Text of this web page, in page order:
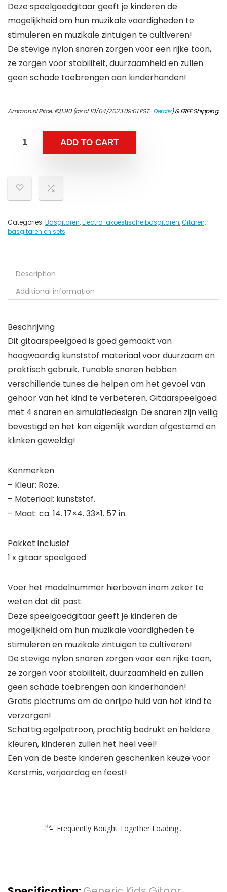
Deze speelgoedgitaar geeft je kinderen de
mogelijkheid om hun muzikale vaardigheden te
stimuleren en muzikale zintuigen te cultiveren!
De stevige nylon snaren zorgen voor een rijke toon,
ze zorgen voor stabiliteit, duurzaamheid en zullen
geen schade toebrengen aan kinderhanden!
Amazon.nl Price:€8.90(as of 10/04/2023 09:01 PST-Details)&FREE Shipping.
ADD TO CART
Categories: Basgitaren,Electro-akoestische basgitaren,Gitaren,
basgitaren en sets
Description
Additional information
Beschrijving
Dit gitaarspeelgoed is goed gemaakt van
hoogwaardig kunststof materiaal voor duurzaam en
praktisch gebruik. Tunable snaren hebben
verschillende tunes die helpen om het gevoel van
gehoor van het kind te verbeteren. Gitaarspeelgoed
met 4 snaren en simulatiedesign. De snaren zijn veilig
bevestigd en het kan eigenlijk worden afgestemd en
klinken geweldig!
Kenmerken
– Kleur: Roze.
– Materiaal: kunststof.
– Maat: ca. 14. 17×4. 33×1. 57 in.
Pakket inclusief
1 x gitaar speelgoed
Voer het modelnummer hierboven inom zeker te
weten dat dit past.
Deze speelgoedgitaar geeft je kinderen de
mogelijkheid om hun muzikale vaardigheden te
stimuleren en muzikale zintuigen te cultiveren!
De stevige nylon snaren zorgen voor een rijke toon,
ze zorgen voor stabiliteit, duurzaamheid en zullen
geen schade toebrengen aan kinderhanden!
Gratis plectrums om de onrijpe huid van het kind te
verzorgen!
Schattig egelpatroon, prachtig bedrukt en heldere
kleuren, kinderen zullen het heel veel!
Een van de beste kinderen geschenken keuze voor
Kerstmis, verjaardag en feest!
Frequently Bought Together Loading...